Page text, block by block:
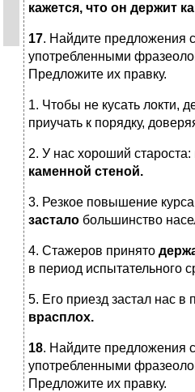
кажется, что он держит
17. Найдите предложения
употребленными
Предложите их правку.
1. Чтобы не кусать локти,
приучать к порядку,
2. У нас хороший
каменной стеной.
3. Резкое повышение
застало большинство
4. Стажеров принято
в период испытательного
5. Его приезд застал нас в
врасплох.
18. Найдите предложения
употребленными
Предложите их правку.